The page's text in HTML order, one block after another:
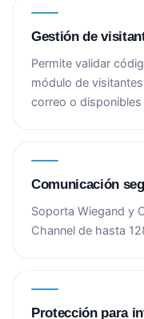
Gestión de
Permite validar
módulo de
correo o
Comunicación
Soporta Wiegand y
Channel de hasta
Protección para